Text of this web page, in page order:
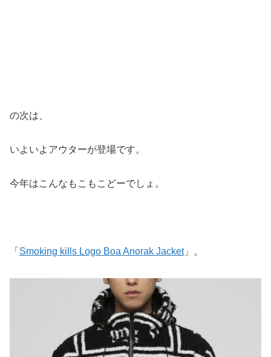
の次は、
いよいよアウターが登場です。
今年はこんなもこもこどーでしょ。
「 Smoking kills Logo Boa Anorak Jacket」。